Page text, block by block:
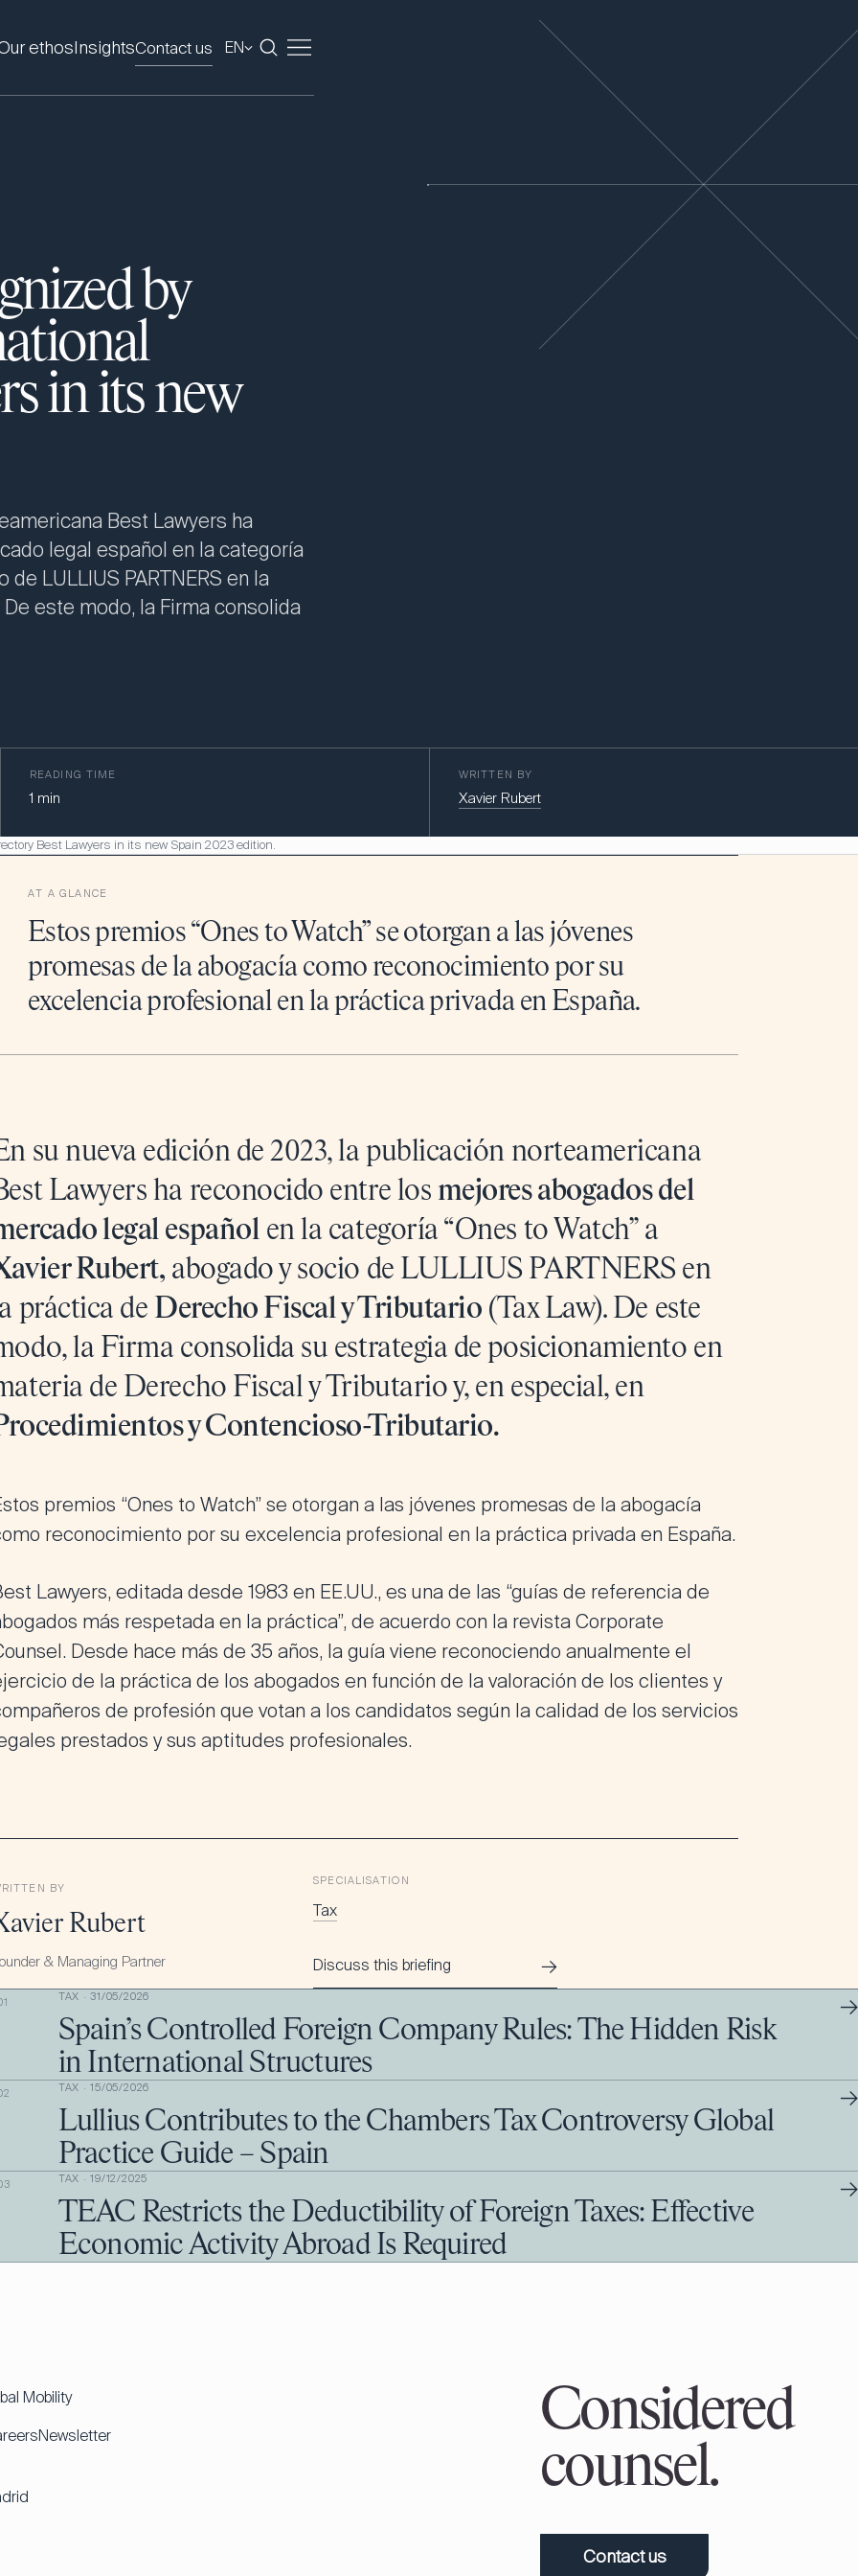
ethosInsightsContact us EN
by
in its new
Best Lawyers ha
legal español en la categoría
LULLIUS PARTNERS en la
este modo, la Firma consolida
READING TIME
1 min
WRITTEN BY
Xavier Rubert
Best Lawyers in its new Spain 2023 edition.
AT A GLANCE
Estos premios “Ones to Watch” se otorgan a las jóvenes
promesas de la abogacía como reconocimiento por su
excelencia profesional en la práctica privada en España.
su nueva edición de 2023, la publicación norteamericana
Lawyers ha reconocido entre los mejores abogados del
legal español en la categoría “Ones to Watch” a
Rubert, abogado y socio de LULLIUS PARTNERS en
práctica de Derecho Fiscal y Tributario (Tax Law). De este
la Firma consolida su estrategia de posicionamiento en
de Derecho Fiscal y Tributario y, en especial, en
y Contencioso-Tributario.
premios “Ones to Watch” se otorgan a las jóvenes promesas de la abogacía
reconocimiento por su excelencia profesional en la práctica privada en España.
Lawyers, editada desde 1983 en EE.UU., es una de las “guías de referencia de
más respetada en la práctica”, de acuerdo con la revista Corporate
Desde hace más de 35 años, la guía viene reconociendo anualmente el
de la práctica de los abogados en función de la valoración de los clientes y
de profesión que votan a los candidatos según la calidad de los servicios
prestados y sus aptitudes profesionales.
BY
Rubert
& Managing Partner
SPECIALISATION
Tax
Discuss this briefing →
TAX · 31/05/2026
Spain’s Controlled Foreign Company Rules: The Hidden Risk
in International Structures
→
TAX ·15/05/2026
Lullius Contributes to the Chambers Tax Controversy Global
Practice Guide – Spain
→
TAX ·19/12/2025
TEAC Restricts the Deductibility of Foreign Taxes: Effective
Economic Activity Abroad Is Required
→
Mobility
Newsletter
Considered
counsel.
Contact us